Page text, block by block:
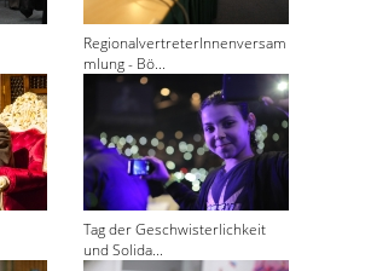
RegionalvertreterInnenversam
mlung - Bö...
Tag der Geschwisterlichkeit
und Solida...